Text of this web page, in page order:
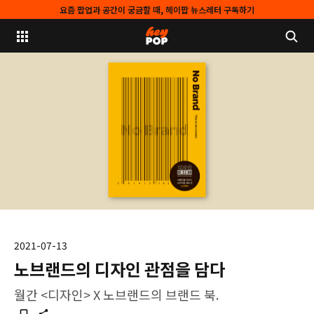
요즘 팝업과 공간이 궁금할 때, 헤이팝 뉴스레터 구독하기
2021-07-13
노브랜드의 디자인 관점을 담다
월간 <디자인> X 노브랜드의 브랜드 북.